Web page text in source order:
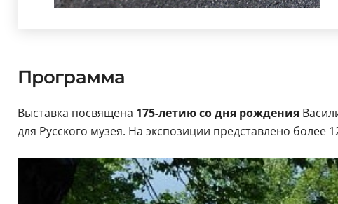
Программа
Выставка посвящена 175-летию со дня рождения
для Русского музея. На экспозиции представлено